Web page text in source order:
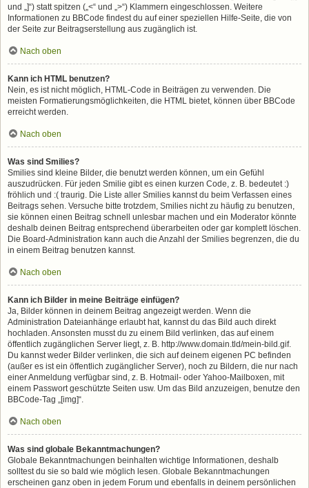
und „]“) statt spitzen („<“ und „>“) Klammern eingeschlossen. Weitere
Informationen zu BBCode findest du auf einer speziellen Hilfe-Seite, die von
der Seite zur Beitragserstellung aus zugänglich ist.
Nach oben
Kann ich HTML benutzen?
Nein, es ist nicht möglich, HTML-Code in Beiträgen zu verwenden. Die
meisten Formatierungsmöglichkeiten, die HTML bietet, können über BBCode
erreicht werden.
Nach oben
Was sind Smilies?
Smilies sind kleine Bilder, die benutzt werden können, um ein Gefühl
auszudrücken. Für jeden Smilie gibt es einen kurzen Code, z. B. bedeutet :)
fröhlich und :( traurig. Die Liste aller Smilies kannst du beim Verfassen eines
Beitrags sehen. Versuche bitte trotzdem, Smilies nicht zu häufig zu benutzen,
sie können einen Beitrag schnell unlesbar machen und ein Moderator könnte
deshalb deinen Beitrag entsprechend überarbeiten oder gar komplett löschen.
Die Board-Administration kann auch die Anzahl der Smilies begrenzen, die du
in einem Beitrag benutzen kannst.
Nach oben
Kann ich Bilder in meine Beiträge einfügen?
Ja, Bilder können in deinem Beitrag angezeigt werden. Wenn die
Administration Dateianhänge erlaubt hat, kannst du das Bild auch direkt
hochladen. Ansonsten musst du zu einem Bild verlinken, das auf einem
öffentlich zugänglichen Server liegt, z. B. http://www.domain.tld/mein-bild.gif.
Du kannst weder Bilder verlinken, die sich auf deinem eigenen PC befinden
(außer es ist ein öffentlich zugänglicher Server), noch zu Bildern, die nur nach
einer Anmeldung verfügbar sind, z. B. Hotmail- oder Yahoo-Mailboxen, mit
einem Passwort geschützte Seiten usw. Um das Bild anzuzeigen, benutze den
BBCode-Tag „[img]“.
Nach oben
Was sind globale Bekanntmachungen?
Globale Bekanntmachungen beinhalten wichtige Informationen, deshalb
solltest du sie so bald wie möglich lesen. Globale Bekanntmachungen
erscheinen ganz oben in jedem Forum und ebenfalls in deinem persönlichen